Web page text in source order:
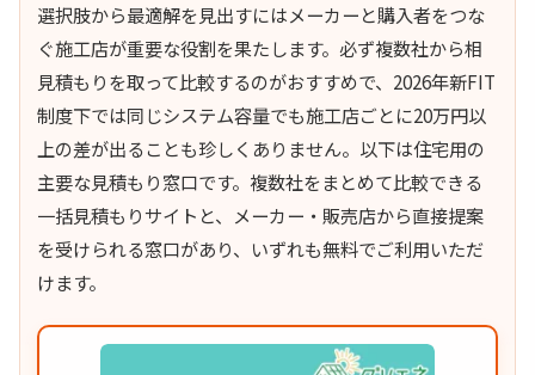
選択肢から最適解を見出すにはメーカーと購入者をつな
ぐ施工店が重要な役割を果たします。必ず複数社から相
見積もりを取って比較するのがおすすめで、2026年新FIT
制度下では同じシステム容量でも施工店ごとに20万円以
上の差が出ることも珍しくありません。以下は住宅用の
主要な見積もり窓口です。複数社をまとめて比較できる
一括見積もりサイトと、メーカー・販売店から直接提案
を受けられる窓口があり、いずれも無料でご利用いただ
けます。